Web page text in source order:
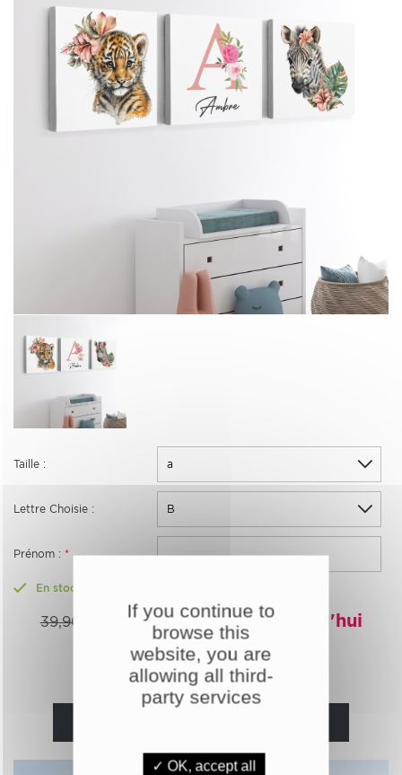
Taille :
Lettre Choisie :
Prénom : *
En stock
39,90€ 35,91€ -10% Aujourd'hui
Quantité :
If you continue to
browse this
website, you are
allowing all third-
party services
✓ OK, accept all